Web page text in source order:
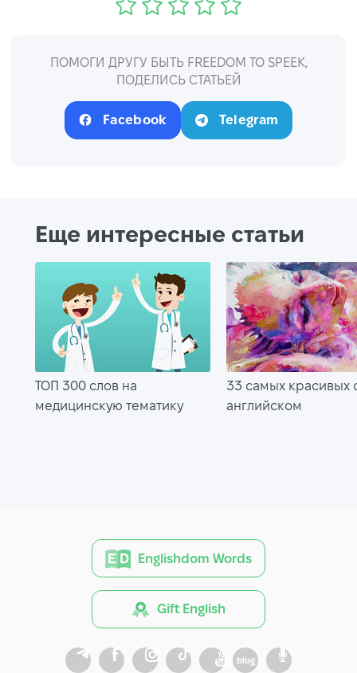
ПОМОГИ ДРУГУ БЫТЬ FREEDOM TO SPEEK,
ПОДЕЛИСЬ СТАТЬЕЙ
Facebook Telegram
Еще интересные статьи
ТОП 300 слов на
медицинскую тематику
33 самых красивых
английском
Englishdom Words
Gift English
blog